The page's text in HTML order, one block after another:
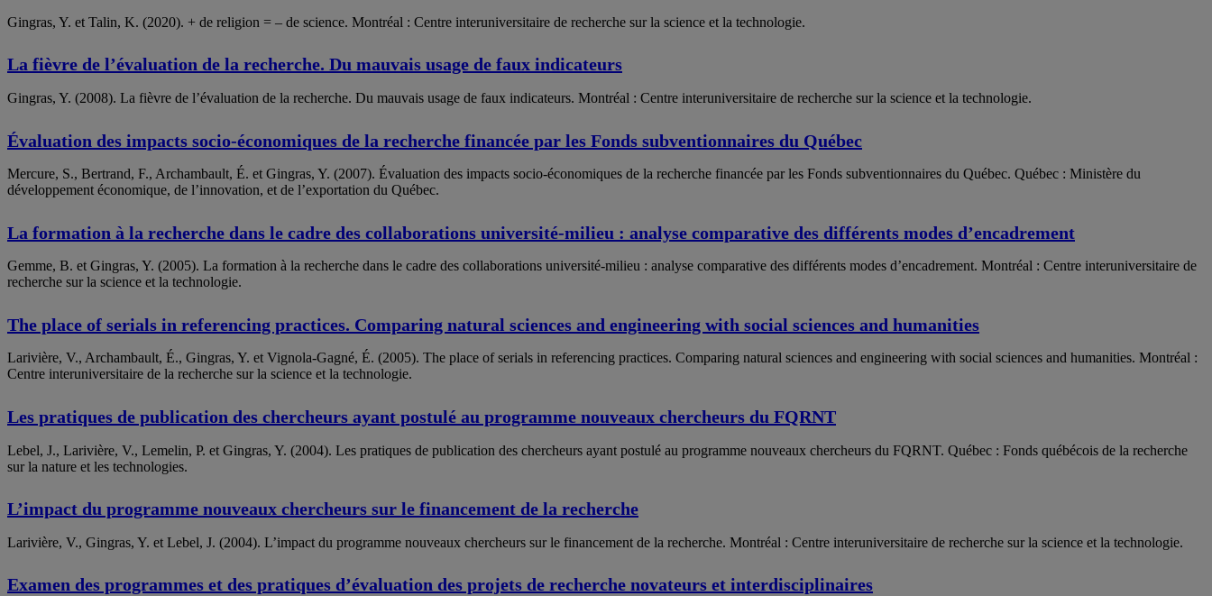
Gingras, Y. et Talin, K. (2020). + de religion = – de science. Montréal : Centre interuniversitaire de recherche sur la science et la technologie.
La fièvre de l’évaluation de la recherche. Du mauvais usage de faux indicateurs
Gingras, Y. (2008). La fièvre de l’évaluation de la recherche. Du mauvais usage de faux indicateurs. Montréal : Centre interuniversitaire de recherche sur la science et la technologie.
Évaluation des impacts socio-économiques de la recherche financée par les Fonds subventionnaires du Québec
Mercure, S., Bertrand, F., Archambault, É. et Gingras, Y. (2007). Évaluation des impacts socio-économiques de la recherche financée par les Fonds subventionnaires du Québec. Québec : Ministère du
développement économique, de l’innovation, et de l’exportation du Québec.
La formation à la recherche dans le cadre des collaborations université-milieu : analyse comparative des différents modes d’encadrement
Gemme, B. et Gingras, Y. (2005). La formation à la recherche dans le cadre des collaborations université-milieu : analyse comparative des différents modes d’encadrement. Montréal : Centre interuniversitaire de
recherche sur la science et la technologie.
The place of serials in referencing practices. Comparing natural sciences and engineering with social sciences and humanities
Larivière, V., Archambault, É., Gingras, Y. et Vignola-Gagné, É. (2005). The place of serials in referencing practices. Comparing natural sciences and engineering with social sciences and humanities. Montréal :
Centre interuniversitaire de la recherche sur la science et la technologie.
Les pratiques de publication des chercheurs ayant postulé au programme nouveaux chercheurs du FQRNT
Lebel, J., Larivière, V., Lemelin, P. et Gingras, Y. (2004). Les pratiques de publication des chercheurs ayant postulé au programme nouveaux chercheurs du FQRNT. Québec : Fonds québécois de la recherche
sur la nature et les technologies.
L’impact du programme nouveaux chercheurs sur le financement de la recherche
Larivière, V., Gingras, Y. et Lebel, J. (2004). L’impact du programme nouveaux chercheurs sur le financement de la recherche. Montréal : Centre interuniversitaire de recherche sur la science et la technologie.
Examen des programmes et des pratiques d’évaluation des projets de recherche novateurs et interdisciplinaires